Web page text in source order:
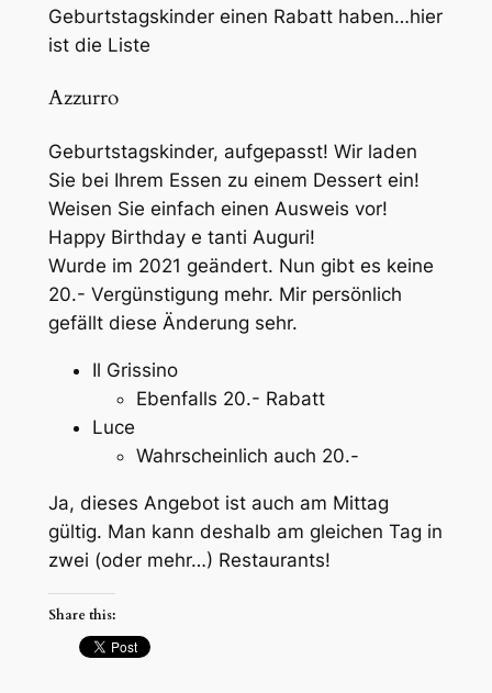
Geburtstagskinder einen Rabatt haben…hier
ist die Liste
Azzurro
Geburtstagskinder, aufgepasst! Wir laden
Sie bei Ihrem Essen zu einem Dessert ein!
Weisen Sie einfach einen Ausweis vor!
Happy Birthday e tanti Auguri!
Wurde im 2021 geändert. Nun gibt es keine
20.- Vergünstigung mehr. Mir persönlich
gefällt diese Änderung sehr.
Il Grissino
Ebenfalls 20.- Rabatt
Luce
Wahrscheinlich auch 20.-
Ja, dieses Angebot ist auch am Mittag
gültig. Man kann deshalb am gleichen Tag in
zwei (oder mehr…) Restaurants!
Share this: